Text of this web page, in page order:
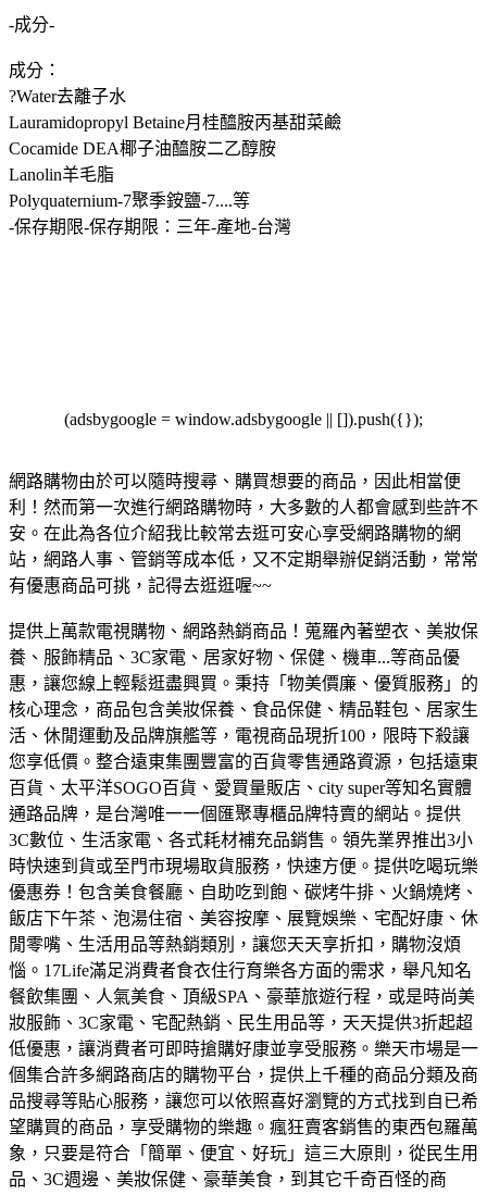
-成分-
成分：
?Water去離子水
Lauramidopropyl Betaine月桂醯胺丙基甜菜鹼
Cocamide DEA椰子油醯胺二乙醇胺
Lanolin羊毛脂
Polyquaternium-7聚季銨鹽-7....等
-保存期限-保存期限：三年-產地-台灣
(adsbygoogle = window.adsbygoogle || []).push({});
網路購物由於可以隨時搜尋、購買想要的商品，因此相當便
利！然而第一次進行網路購物時，大多數的人都會感到些許不
安。在此為各位介紹我比較常去逛可安心享受網路購物的網
站，網路人事、管銷等成本低，又不定期舉辦促銷活動，常常
有優惠商品可挑，記得去逛逛喔~~
提供上萬款電視購物、網路熱銷商品！蒐羅內著塑衣、美妝保
養、服飾精品、3C家電、居家好物、保健、機車...等商品優
惠，讓您線上輕鬆逛盡興買。 秉持「物美價廉、優質服務」的
核心理念，商品包含美妝保養、食品保健、精品鞋包、居家生
活、休閒運動及品牌旗艦等，電視商品現折100，限時下殺讓
您享低價。 整合遠東集團豐富的百貨零售通路資源，包括遠東
百貨、太平洋SOGO百貨、愛買量販店、city super等知名實體
通路品牌，是台灣唯一一個匯聚專櫃品牌特賣的網站。 提供
3C數位、生活家電、各式耗材補充品銷售。領先業界推出3小
時快速到貨或至門市現場取貨服務，快速方便。 提供吃喝玩樂
優惠券！包含美食餐廳、自助吃到飽、碳烤牛排、火鍋燒烤、
飯店下午茶、泡湯住宿、美容按摩、展覽娛樂、宅配好康、休
閒零嘴、生活用品等熱銷類別，讓您天天享折扣，購物沒煩
惱。 17Life滿足消費者食衣住行育樂各方面的需求，舉凡知名
餐飲集團、人氣美食、頂級SPA、豪華旅遊行程，或是時尚美
妝服飾、3C家電、宅配熱銷、民生用品等，天天提供3折起超
低優惠，讓消費者可即時搶購好康並享受服務。 樂天市場是一
個集合許多網路商店的購物平台，提供上千種的商品分類及商
品搜尋等貼心服務，讓您可以依照喜好瀏覽的方式找到自已希
望購買的商品，享受購物的樂趣。 瘋狂賣客銷售的東西包羅萬
象，只要是符合「簡單、便宜、好玩」這三大原則，從民生用
品、3C週邊、美妝保健、豪華美食，到其它千奇百怪的商